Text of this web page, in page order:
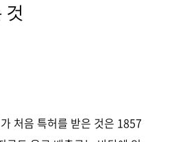
것
처음 특허를 받은 것은 1857